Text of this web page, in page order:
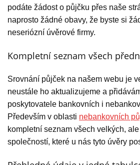
podáte žádost o půjčku přes naše
naprosto žádné obavy, že byste si
neseriózní úvěrové firmy.
Kompletní seznam všech
Srovnání půjček na našem webu je
neustále ho aktualizujeme a
poskytovatele bankovních i
Především v oblasti nebankovních
kompletní seznam všech velkých,
společností, které u nás tyto úvěry